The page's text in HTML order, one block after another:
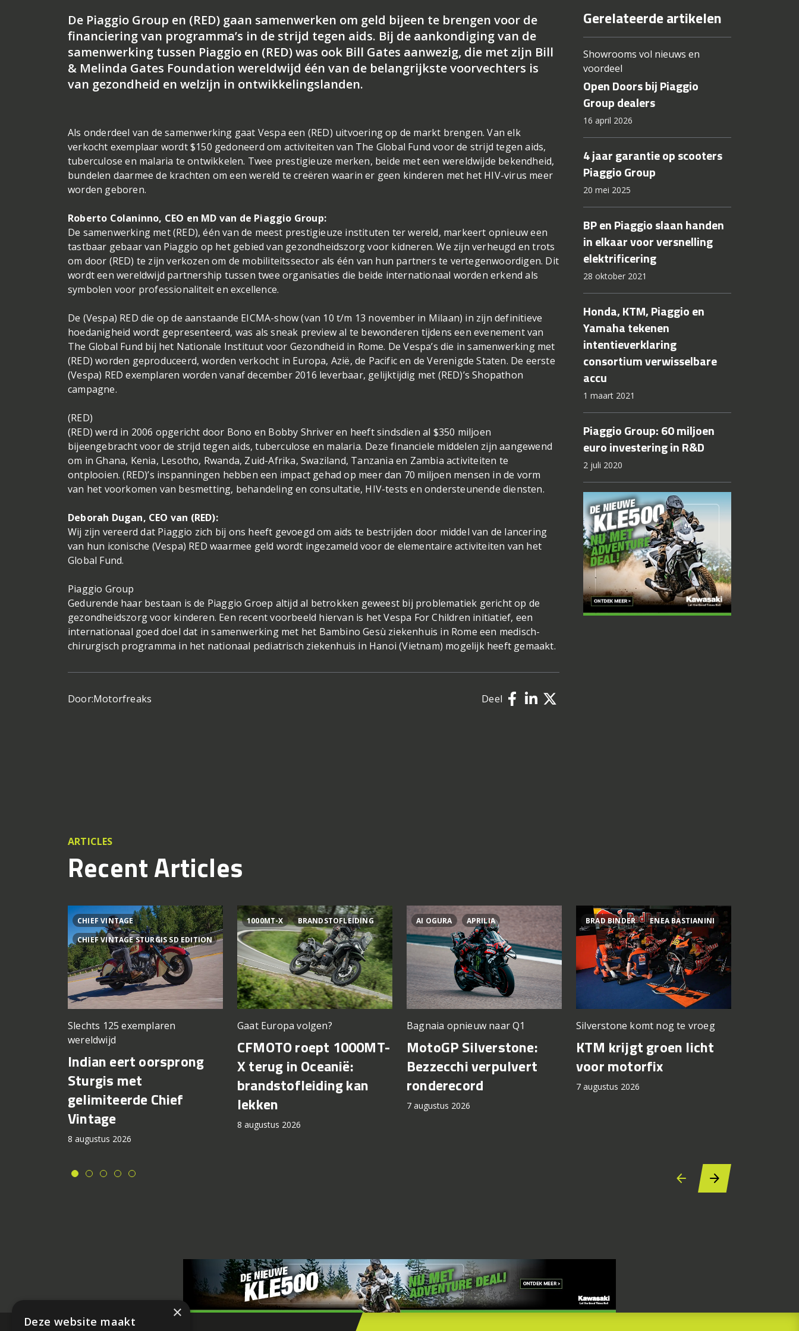
De Piaggio Group en (RED) gaan samenwerken om geld bijeen te brengen voor de
financiering van programma’s in de strijd tegen aids. Bij de aankondiging van de
samenwerking tussen Piaggio en (RED) was ook Bill Gates aanwezig, die met zijn Bill
& Melinda Gates Foundation wereldwijd één van de belangrijkste voorvechters is
van gezondheid en welzijn in ontwikkelingslanden.
Als onderdeel van de samenwerking gaat Vespa een (RED) uitvoering op de markt brengen. Van elk
verkocht exemplaar wordt $150 gedoneerd om activiteiten van The Global Fund voor de strijd tegen aids,
tuberculose en malaria te ontwikkelen. Twee prestigieuze merken, beide met een wereldwijde bekendheid,
bundelen daarmee de krachten om een wereld te creëren waarin er geen kinderen met het HIV-virus meer
worden geboren.
Roberto Colaninno, CEO en MD van de Piaggio Group:
De samenwerking met (RED), één van de meest prestigieuze instituten ter wereld, markeert opnieuw een
tastbaar gebaar van Piaggio op het gebied van gezondheidszorg voor kidneren. We zijn verheugd en trots
om door (RED) te zijn verkozen om de mobiliteitssector als één van hun partners te vertegenwoordigen. Dit
wordt een wereldwijd partnership tussen twee organisaties die beide internationaal worden erkend als
symbolen voor professionaliteit en excellence.
De (Vespa) RED die op de aanstaande EICMA-show (van 10 t/m 13 november in Milaan) in zijn definitieve
hoedanigheid wordt gepresenteerd, was als sneak preview al te bewonderen tijdens een evenement van
The Global Fund bij het Nationale Instituut voor Gezondheid in Rome. De Vespa’s die in samenwerking met
(RED) worden geproduceerd, worden verkocht in Europa, Azië, de Pacific en de Verenigde Staten. De eerste
(Vespa) RED exemplaren worden vanaf december 2016 leverbaar, gelijktijdig met (RED)’s Shopathon
campagne.
(RED)
(RED) werd in 2006 opgericht door Bono en Bobby Shriver en heeft sindsdien al $350 miljoen
bijeengebracht voor de strijd tegen aids, tuberculose en malaria. Deze financiele middelen zijn aangewend
om in Ghana, Kenia, Lesotho, Rwanda, Zuid-Afrika, Swaziland, Tanzania en Zambia activiteiten te
ontplooien. (RED)’s inspanningen hebben een impact gehad op meer dan 70 miljoen mensen in de vorm
van het voorkomen van besmetting, behandeling en consultatie, HIV-tests en ondersteunende diensten.
Deborah Dugan, CEO van (RED):
Wij zijn vereerd dat Piaggio zich bij ons heeft gevoegd om aids te bestrijden door middel van de lancering
van hun iconische (Vespa) RED waarmee geld wordt ingezameld voor de elementaire activiteiten van het
Global Fund.
Piaggio Group
Gedurende haar bestaan is de Piaggio Groep altijd al betrokken geweest bij problematiek gericht op de
gezondheidszorg voor kinderen. Een recent voorbeeld hiervan is het Vespa For Children initiatief, een
internationaal goed doel dat in samenwerking met het Bambino Gesù ziekenhuis in Rome een medisch-
chirurgisch programma in het nationaal pediatrisch ziekenhuis in Hanoi (Vietnam) mogelijk heeft gemaakt.
Door:Motorfreaks Deel
Gerelateerde artikelen
Showrooms vol nieuws en
voordeel
Open Doors bij Piaggio
Group dealers
16 april 2026
4 jaar garantie op scooters
Piaggio Group
20 mei 2025
BP en Piaggio slaan handen
in elkaar voor versnelling
elektrificering
28 oktober 2021
Honda, KTM, Piaggio en
Yamaha tekenen
intentieverklaring
consortium verwisselbare
accu
1 maart 2021
Piaggio Group: 60 miljoen
euro investering in R&D
2 juli 2020
ARTICLES
Recent Articles
CHIEF VINTAGE
CHIEF VINTAGE STURGIS SD EDITION
Slechts 125 exemplaren
wereldwijd
Indian eert oorsprong
Sturgis met
gelimiteerde Chief
Vintage
8 augustus 2026
1000MT-X BRANDSTOFLEIDING
Gaat Europa volgen?
CFMOTO roept 1000MT-
X terug in Oceanië:
brandstofleiding kan
lekken
8 augustus 2026
AI OGURA APRILIA
Bagnaia opnieuw naar Q1
MotoGP Silverstone:
Bezzecchi verpulvert
ronderecord
7 augustus 2026
BRAD BINDER ENEA BASTIANINI
Silverstone komt nog te vroeg
KTM krijgt groen licht
voor motorfix
7 augustus 2026
×
Deze website maakt